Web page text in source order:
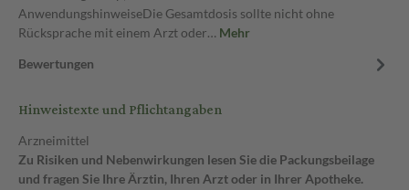
AnwendungshinweiseDie Gesamtdosis sollte nicht ohne
Rücksprache mit einem Arzt oder… Mehr
Bewertungen
Hinweistexte und Pflichtangaben
Arzneimittel
Zu Risiken und Nebenwirkungen lesen Sie die Packungsbeilage
und fragen Sie Ihre Ärztin, Ihren Arzt oder in Ihrer Apotheke.